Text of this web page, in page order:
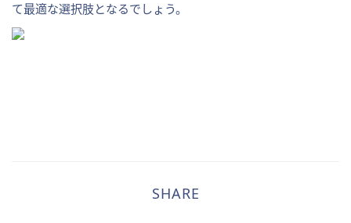
て最適な選択肢となるでしょう。
SHARE